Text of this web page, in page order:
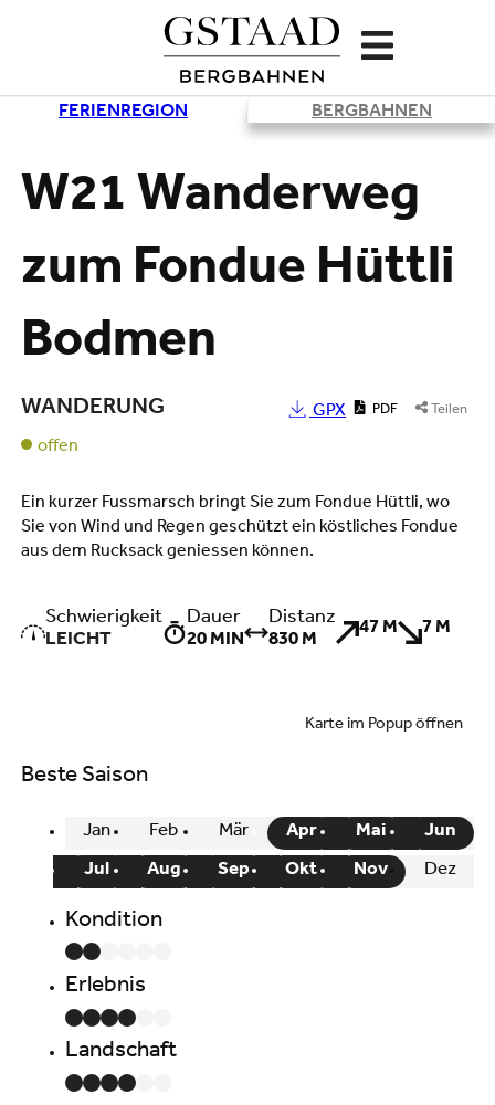
FERIENREGION BERGBAHNEN
W21 Wanderweg
zum Fondue Hüttli
Bodmen
WANDERUNG GPX PDF Teilen
offen
Ein kurzer Fussmarsch bringt Sie zum Fondue Hüttli, wo
Sie von Wind und Regen geschützt ein köstliches Fondue
aus dem Rucksack geniessen können.
Schwierigkeit
LEICHT
Dauer
20 MIN
Distanz
830 M
47 M 7 M
Karte im Popup öffnen
Beste Saison
Jan Feb Mär Apr Mai Jun
Jul Aug Sep Okt Nov Dez
Kondition
Erlebnis
Landschaft